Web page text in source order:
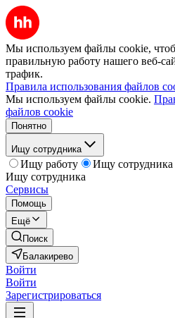
Мы используем файлы cookie,
правильную работу нашего веб-
трафик.
Правила использования файлов
Мы используем файлы cookie.
файлов cookie
Понятно
Ищу сотрудника
Ищу работу
Ищу сотрудника
Ищу сотрудника
Сервисы
Помощь
Ещё
Поиск
Балакирево
Войти
Войти
Зарегистрироваться